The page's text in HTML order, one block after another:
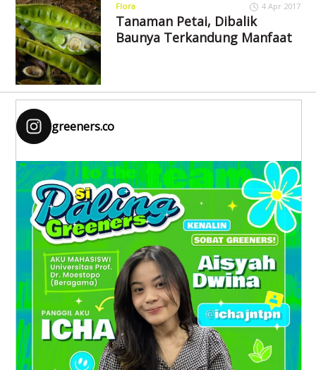
Flora 4 Apr 2017
Tanaman Petai, Dibalik
Baunya Terkandung Manfaat
greeners.co